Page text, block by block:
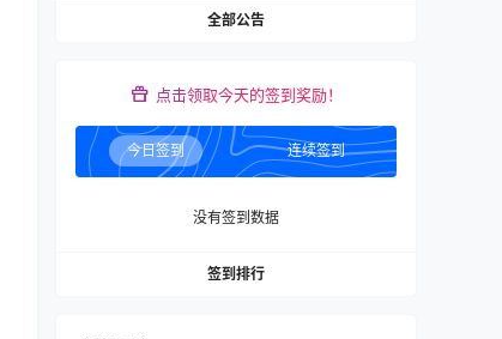
全部公告
点击领取今天的签到奖励！
今日签到 连续签到
没有签到数据
签到排行